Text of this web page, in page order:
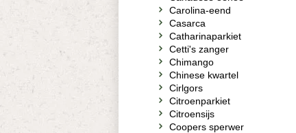
Carolina-eend
Casarca
Catharinaparkiet
Cetti's zanger
Chimango
Chinese kwartel
Cirlgors
Citroenparkiet
Citroensijs
Coopers sperwer